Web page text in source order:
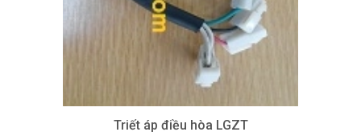
Triết áp điều hòa LGZT